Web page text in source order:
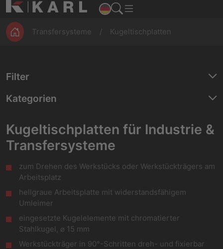
Montage
Magazine
ESD
Werkbänke
Transfersysteme
Kugeltischplatten
Filter
Kategorien
Kugeltischplatten für Industrie &
Transfersysteme
zum Drehen des Werkstücks oder Werkstückträgers am
Arbeitsplatz
hellgraue Arbeitsplatte mit widerstandsfähigem
Umleimer
eingesetzte Kugelelemente mit chromatierter
Stahlkugel, ⌀ 15 mm
Werkstückträger in 90°-Schritten dreh- und fixierbar